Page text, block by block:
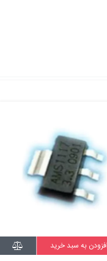
افزودن به سبد خرید